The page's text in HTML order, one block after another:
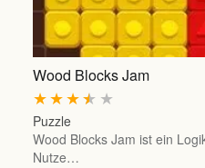
Wood Blocks Jam
★
★
★
★
★
Puzzle
Wood Blocks Jam ist ein
Nutze…